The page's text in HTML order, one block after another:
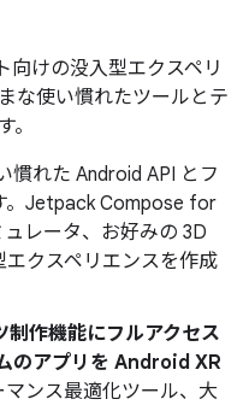
向けの没入型エクスペリ
な使い慣れたツールとテ
慣れた Android API とフ
。Jetpack Compose for
レータ、お好みの 3D
クスペリエンスを作成
作機能にフルアクセス
のアプリを Android XR
マンス最適化ツール、大